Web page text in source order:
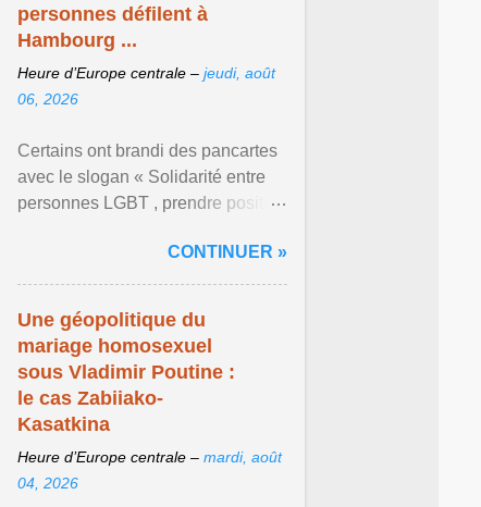
personnes défilent à
Hambourg ...
Heure d’Europe centrale – jeudi, août
06, 2026
Certains ont brandi des pancartes
avec le slogan « Solidarité entre
personnes LGBT , prendre position
raison de l ... Afficher l'article ...
CONTINUER »
Une géopolitique du
mariage homosexuel
sous Vladimir Poutine :
le cas Zabiiako-
Kasatkina
Heure d’Europe centrale – mardi, août
04, 2026